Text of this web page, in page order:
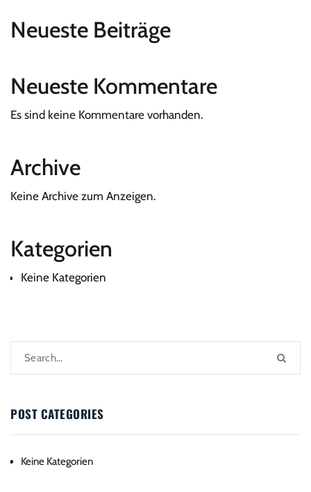
Neueste Beiträge
Neueste Kommentare
Es sind keine Kommentare vorhanden.
Archive
Keine Archive zum Anzeigen.
Kategorien
Keine Kategorien
POST CATEGORIES
Keine Kategorien